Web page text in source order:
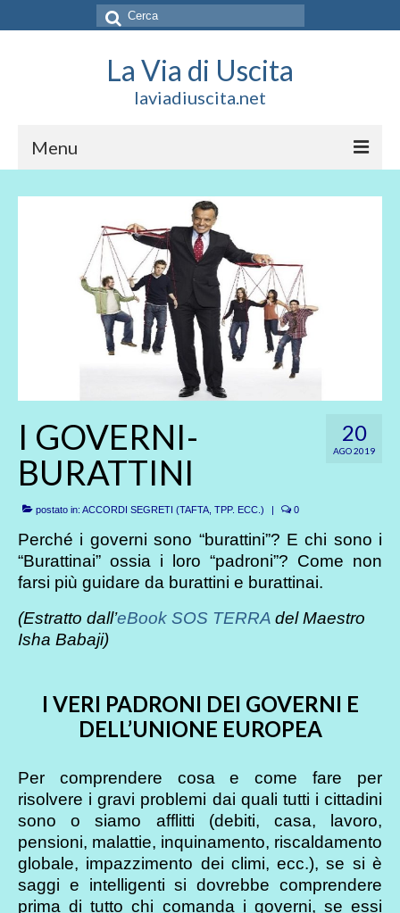
Cerca:
La Via di Uscita
laviadiuscita.net
Menu
HOME
CHI SIAMO
SOCIAL
SOSTIENICI
CONTATTI
20
AGO 2019
I GOVERNI-
BURATTINI
postato in: ACCORDI SEGRETI (TAFTA, TPP. ECC.) 0
Perché i governi sono “burattini”? E chi sono i
“Burattinai” ossia i loro “padroni”? Come non
farsi più guidare da burattini e burattinai.
(Estratto dall’eBook SOS TERRA del Maestro
Isha Babaji)
I VERI PADRONI DEI GOVERNI E
DELL’UNIONE EUROPEA
Per comprendere cosa e come fare per
risolvere i gravi problemi dai quali tutti i cittadini
sono o siamo afflitti (debiti, casa, lavoro,
pensioni, malattie, inquinamento, riscaldamento
globale, impazzimento dei climi, ecc.), se si è
saggi e intelligenti si dovrebbe comprendere
prima di tutto chi comanda i governi, se essi